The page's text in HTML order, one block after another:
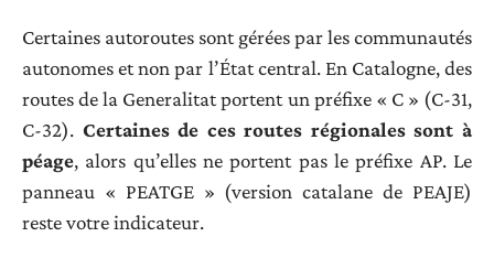
Certaines autoroutes sont gérées par les communautés
autonomes et non par l’État central. En Catalogne, des
routes de la Generalitat portent un préfixe « C » (C-31,
C-32). Certaines de ces routes régionales sont à
péage, alors qu’elles ne portent pas le préfixe AP. Le
panneau « PEATGE » (version catalane de PEAJE)
reste votre indicateur.